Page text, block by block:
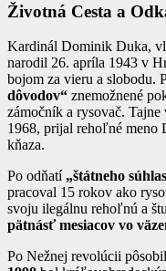
Životná Cesta a
Kardinál Dominik Duka,
narodil 26. apríla 1943 v
bojom za vieru a slobodu.
dôvodov“ znemožnené
zámočník a rysovač. Tajne
1968, prijal rehoľné meno
kňaza.
Po odňatí „štátneho
pracoval 15 rokov ako
svoju ilegálnu rehoľnú a
pätnásť mesiacov vo
Po Nežnej revolúcii